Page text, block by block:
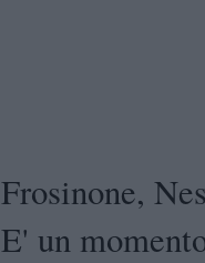
Frosinone,
E' un